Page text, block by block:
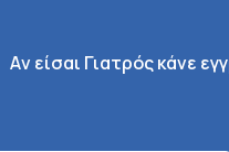
Κεντρική πλοήγηση
Aν είσαι Γιατρός κάνε